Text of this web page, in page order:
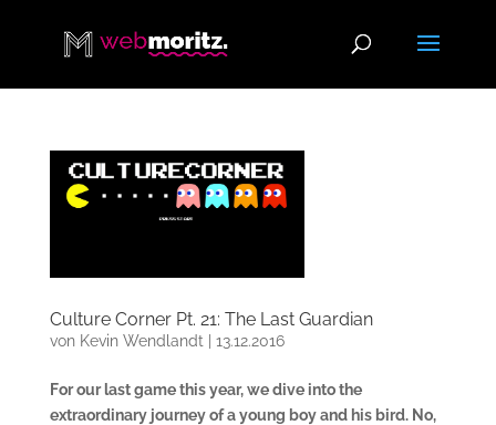
Culture Corner Pt. 21: The Last Guardian
von Kevin Wendlandt 13.12.2016
For our last game this year, we dive into the
extraordinary journey of a young boy and his bird. No,